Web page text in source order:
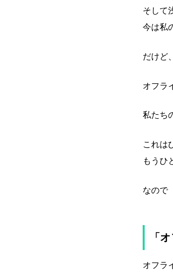
そして
今は私
だけど
オフラ
私たち
これは
もうひ
なので
「
オフラ